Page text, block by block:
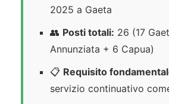
2025 a Gaeta
👥 Posti totali: 26 (17
Annunziata + 6 Capua)
📋 Requisito
servizio continuativo